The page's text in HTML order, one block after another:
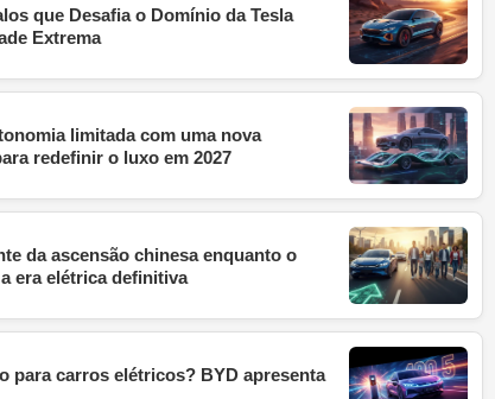
que Desafia o Domínio da Tesla
Extrema
limitada com uma nova
redefinir o luxo em 2027
da ascensão chinesa enquanto o
era elétrica definitiva
para carros elétricos? BYD apresenta